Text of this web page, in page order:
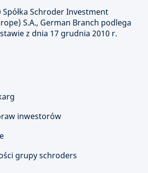
Schroder Investment
S.A., German Branch podlega
z dnia 17 grudnia 2010 r.
inwestorów
grupy schroders